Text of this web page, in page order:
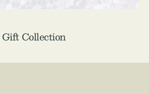
Gift Collection